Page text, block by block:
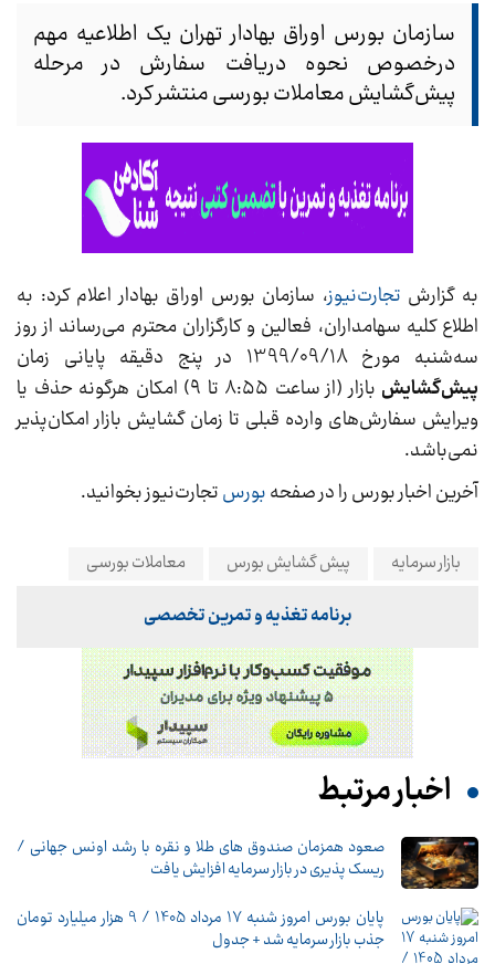
سازمان بورس اوراق بهادار تهران یک اطلاعیه مهم
درخصوص نحوه دریافت سفارش در مرحله
پیش‌گشایش معاملات بورسی منتشر کرد.
به گزارش تجارت‌نیوز، سازمان بورس اوراق بهادار اعلام کرد: به
اطلاع کلیه سهامداران، فعالین و کارگزاران محترم می‌رساند از روز
سه‌شنبه مورخ 1399/09/18 در پنج دقیقه پایانی زمان
پیش‌گشایش
بازار (از ساعت ۸:۵۵ تا ۹) امکان هرگونه حذف یا
ویرایش سفارش‌های وارده قبلی تا زمان گشایش بازار امکان‌پذیر
نمی‌باشد.
آخرین اخبار بورس را در صفحهبورستجارت‌نیوز بخوانید.
بازار سرمايه پیش گشایش بورس معاملات بورسی
برنامه تغذیه و تمرین تخصصی
اخبار مرتبط
صعود همزمان صندوق های طلا و نقره با رشد اونس جهانی /
ریسک پذیری در بازار سرمایه افزایش یافت
پایان بورس امروز شنبه 17 مرداد 1405 / 9 هزار میلیارد تومان
جذب بازار سرمایه شد + جدول